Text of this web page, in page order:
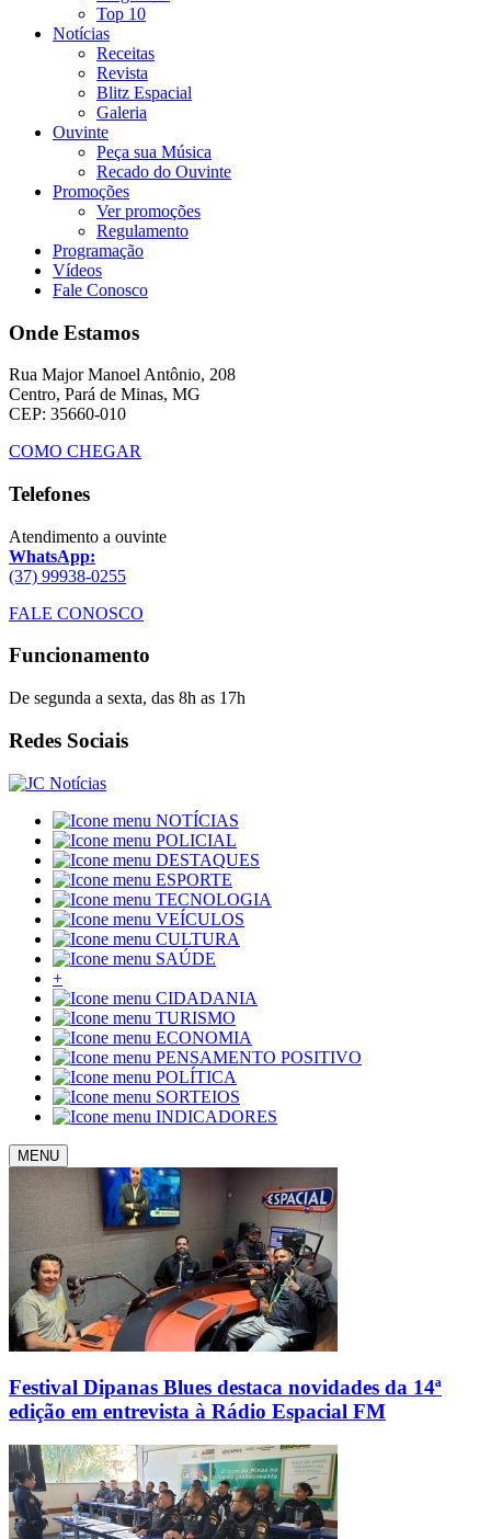
Top 10
Notícias
Receitas
Revista
Blitz Espacial
Galeria
Ouvinte
Peça sua Música
Recado do Ouvinte
Promoções
Ver promoções
Regulamento
Programação
Vídeos
Fale Conosco
Onde Estamos
Rua Major Manoel Antônio, 208
Centro, Pará de Minas, MG
CEP: 35660-010
COMO CHEGAR
Telefones
Atendimento a ouvinte
WhatsApp:
(37) 99938-0255
FALE CONOSCO
Funcionamento
De segunda a sexta, das 8h as 17h
Redes Sociais
NOTÍCIAS
POLICIAL
DESTAQUES
ESPORTE
TECNOLOGIA
VEÍCULOS
CULTURA
SAÚDE
+
CIDADANIA
TURISMO
ECONOMIA
PENSAMENTO POSITIVO
POLÍTICA
SORTEIOS
INDICADORES
MENU
Festival Dipanas Blues destaca novidades da 14ª
edição em entrevista à Rádio Espacial FM